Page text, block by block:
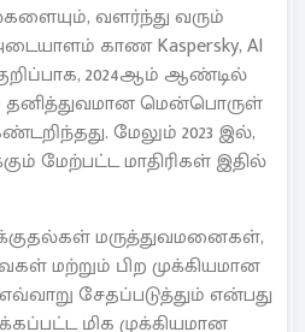
வளர்ந்து வரும்
காண Kaspersky, AI
2024ஆம் ஆண்டில்
தனித்துவமான மென்பொருள்
மேலும் 2023 இல்,
மேற்பட்ட மாதிரிகள் இதில்
மருத்துவமனைகள்,
மற்றும் பிற முக்கியமான
சேதப்படுத்தும் என்பது
மிக முக்கியமான